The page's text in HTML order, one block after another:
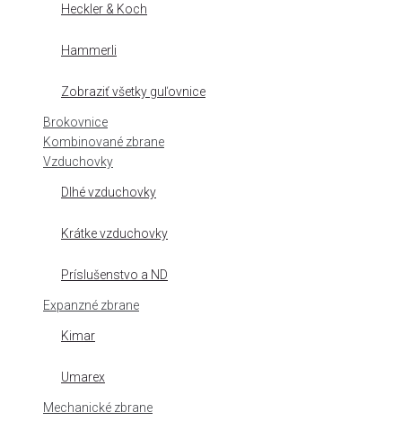
Heckler & Koch
Hammerli
Zobraziť všetky guľovnice
Brokovnice
Kombinované zbrane
Vzduchovky
Dlhé vzduchovky
Krátke vzduchovky
Príslušenstvo a ND
Expanzné zbrane
Kimar
Umarex
Mechanické zbrane